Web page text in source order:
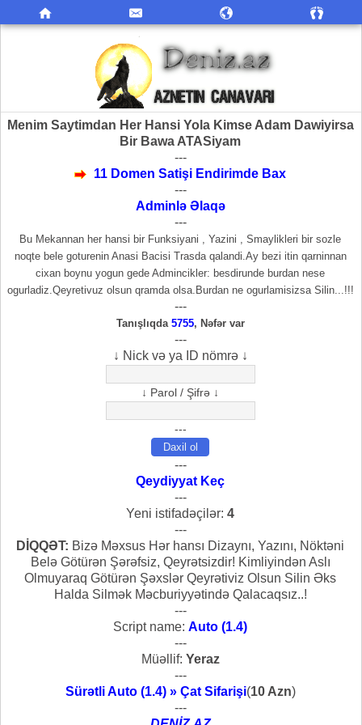
Menim Saytimdan Her Hansi Yola Kimse Adam Dawiyirsa
Bir Bawa ATASiyam
---
11 Domen Satişi Endirimde Bax
---
Adminlə Əlaqə
---
Bu Mekannan her hansi bir Funksiyani , Yazini , Smaylikleri bir sozle
noqte bele goturenin Anasi Bacisi Trasda qalandi.Ay bezi itin qarninnan
cixan boynu yogun gede Admincikler: besdirunde burdan nese
ogurladiz.Qeyretivuz olsun qramda olsa.Burdan ne ogurlamisizsa Silin...!!!
---
Tanışlıqda 5755, Nəfər var
---
↓ Nick və ya ID nömrə ↓
↓ Parol / Şifrə ↓
---
---
Qeydiyyat Keç
---
Yeni istifadəçilər: 4
---
DİQQƏT: Bizə Məxsus Hər hansı Dizaynı, Yazını, Nöktəni
Belə Götürən Şərəfsiz, Qeyrətsizdir! Kimliyindən Aslı
Olmuyaraq Götürən Şəxslər Qeyrətiviz Olsun Silin Əks
Halda Silmək Məcburiyyətində Qalacaqsız..!
---
Script name: Auto (1.4)
---
Müəllif: Yeraz
---
Sürətli Auto (1.4) » Çat Sifarişi(10 Azn)
---